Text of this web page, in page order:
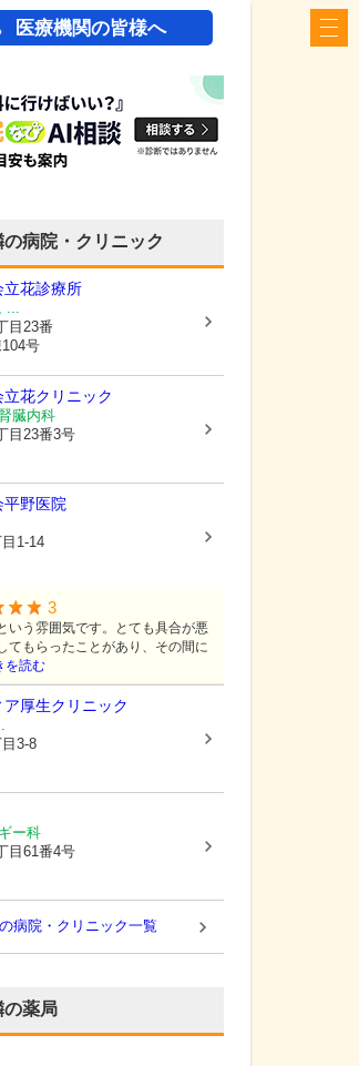
医療機関の皆様へ
病院・クリニック
立花診療所
...
目23番
号
花クリニック
臓内科
目23番3号
平野医院
1-14
3
いう雰囲気です。とても具合が悪
てもらったことがあり、その間に
を読む
ア厚生クリニック
3-8
ー科
目61番4号
病院・クリニック一覧
薬局